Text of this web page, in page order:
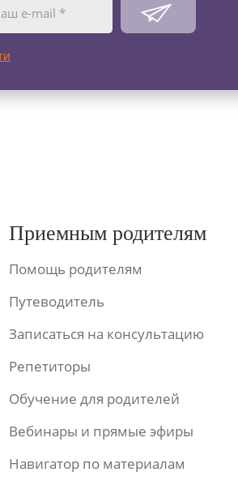
Приемным родителям
Помощь родителям
Путеводитель
Записаться на консультацию
Репетиторы
Обучение для родителей
Вебинары и прямые эфиры
Навигатор по материалам